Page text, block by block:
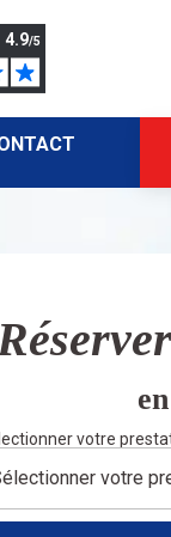
votre